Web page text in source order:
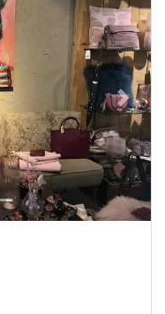
Next